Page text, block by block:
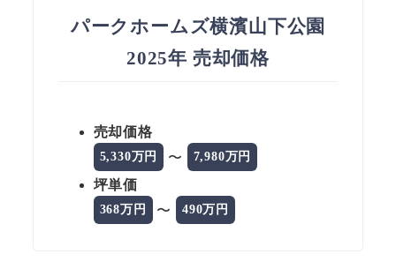
パークホームズ横濱山下公園
2025年 売却価格
売却価格
5,330万円 〜 7,980万円
坪単価
368万円 〜 490万円